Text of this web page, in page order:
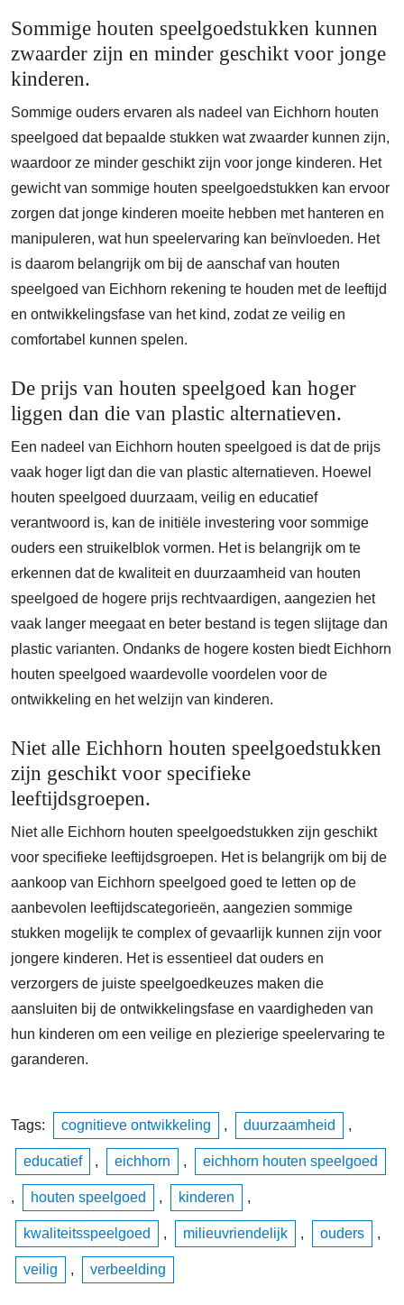
Sommige houten speelgoedstukken kunnen
zwaarder zijn en minder geschikt voor jonge
kinderen.
Sommige ouders ervaren als nadeel van Eichhorn houten
speelgoed dat bepaalde stukken wat zwaarder kunnen zijn,
waardoor ze minder geschikt zijn voor jonge kinderen. Het
gewicht van sommige houten speelgoedstukken kan ervoor
zorgen dat jonge kinderen moeite hebben met hanteren en
manipuleren, wat hun speelervaring kan beïnvloeden. Het
is daarom belangrijk om bij de aanschaf van houten
speelgoed van Eichhorn rekening te houden met de leeftijd
en ontwikkelingsfase van het kind, zodat ze veilig en
comfortabel kunnen spelen.
De prijs van houten speelgoed kan hoger
liggen dan die van plastic alternatieven.
Een nadeel van Eichhorn houten speelgoed is dat de prijs
vaak hoger ligt dan die van plastic alternatieven. Hoewel
houten speelgoed duurzaam, veilig en educatief
verantwoord is, kan de initiële investering voor sommige
ouders een struikelblok vormen. Het is belangrijk om te
erkennen dat de kwaliteit en duurzaamheid van houten
speelgoed de hogere prijs rechtvaardigen, aangezien het
vaak langer meegaat en beter bestand is tegen slijtage dan
plastic varianten. Ondanks de hogere kosten biedt Eichhorn
houten speelgoed waardevolle voordelen voor de
ontwikkeling en het welzijn van kinderen.
Niet alle Eichhorn houten speelgoedstukken
zijn geschikt voor specifieke
leeftijdsgroepen.
Niet alle Eichhorn houten speelgoedstukken zijn geschikt
voor specifieke leeftijdsgroepen. Het is belangrijk om bij de
aankoop van Eichhorn speelgoed goed te letten op de
aanbevolen leeftijdscategorieën, aangezien sommige
stukken mogelijk te complex of gevaarlijk kunnen zijn voor
jongere kinderen. Het is essentieel dat ouders en
verzorgers de juiste speelgoedkeuzes maken die
aansluiten bij de ontwikkelingsfase en vaardigheden van
hun kinderen om een veilige en plezierige speelervaring te
garanderen.
Tags: cognitieve ontwikkeling , duurzaamheid ,
educatief , eichhorn , eichhorn houten speelgoed
, houten speelgoed , kinderen ,
kwaliteitsspeelgoed , milieuvriendelijk , ouders ,
veilig , verbeelding